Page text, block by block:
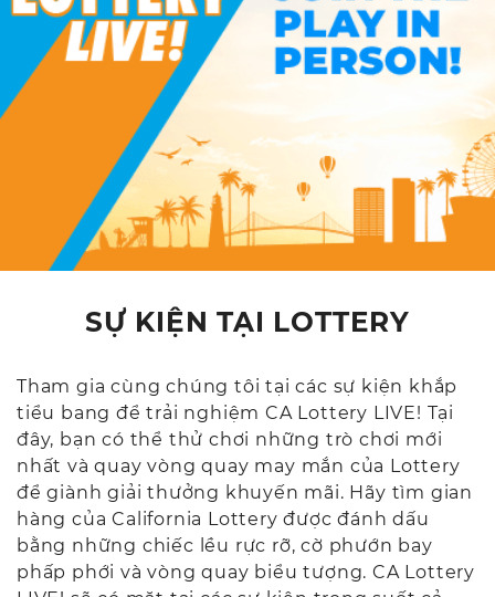
SỰ KIỆN TẠI LOTTERY
Tham gia cùng chúng tôi tại các sự kiện khắp
tiểu bang để trải nghiệm CA Lottery LIVE! Tại
đây, bạn có thể thử chơi những trò chơi mới
nhất và quay vòng quay may mắn của Lottery
để giành giải thưởng khuyến mãi. Hãy tìm gian
hàng của California Lottery được đánh dấu
bằng những chiếc lều rực rỡ, cờ phướn bay
phấp phới và vòng quay biểu tượng. CA Lottery